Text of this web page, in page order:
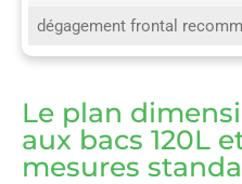
dégagement frontal
Le plan
aux bacs 120L
mesures